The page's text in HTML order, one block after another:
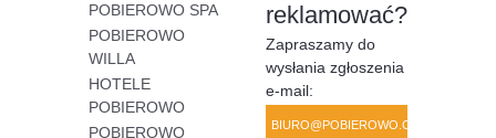
POBIEROWO SPA
POBIEROWO
WILLA
HOTELE
POBIEROWO
POBIEROWO
reklamować?
Zapraszamy do
wysłania zgłoszenia
e-mail:
BIURO@POBIEROWO.COM.PL